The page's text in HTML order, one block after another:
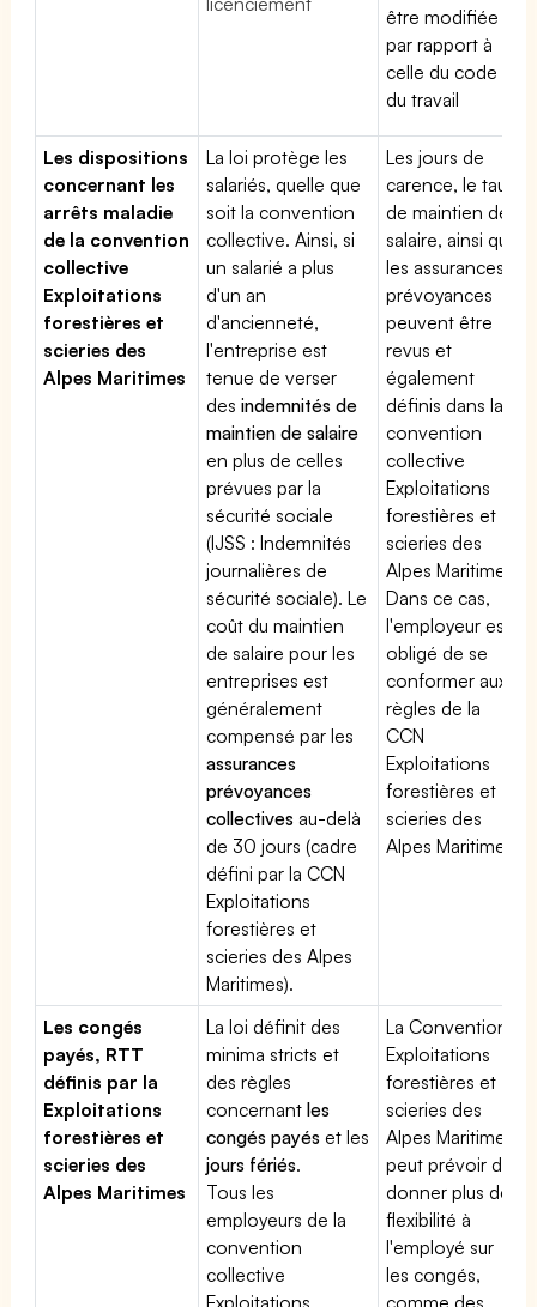
être modifiée
par rapport à
celle du code
du travail
Les dispositions
concernant les
arrêts maladie
de la convention
collective
Exploitations
forestières et
scieries des
Alpes Maritimes
La loi protège les
salariés, quelle que
soit la convention
collective. Ainsi, si
un salarié a plus
d'un an
d'ancienneté,
l'entreprise est
tenue de verser
desindemnités de
maintien de salaire
en plus de celles
prévues par la
sécurité sociale
(IJSS : Indemnités
journalières de
sécurité sociale). Le
coût du maintien
de salaire pour les
entreprises est
généralement
compensé par les
assurances
prévoyances
collectives au-delà
de 30 jours (cadre
défini par la CCN
Exploitations
forestières et
scieries des Alpes
Maritimes).
Les jours de
carence, le taux
de maintien de
salaire, ainsi que
les assurances
prévoyances
peuvent être
revus et
également
définis dans la
convention
collective
Exploitations
forestières et
scieries des
Alpes Maritimes.
Dans ce cas,
l'employeur est
obligé de se
conformer aux
règles de la
CCN
Exploitations
forestières et
scieries des
Alpes Maritimes
Les congés
payés, RTT
définis par la
Exploitations
forestières et
scieries des
Alpes Maritimes
La loi définit des
minima stricts et
des règles
concernantles
congés payés et les
jours fériés.
Tous les
employeurs de la
convention
collective
Exploitations
La Convention
Exploitations
forestières et
scieries des
Alpes Maritimes
peut prévoir de
donner plus de
flexibilité à
l'employé sur
les congés,
comme des